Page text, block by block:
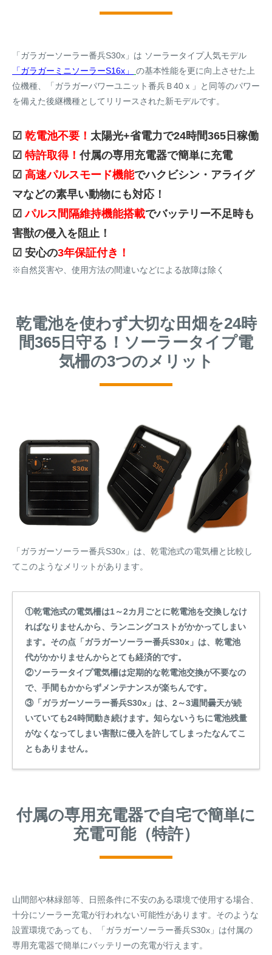
「ガラガーソーラー番兵S30x」は ソーラータイプ人気モデル
「ガラガーミニソーラーS16x」
の基本性能を更に向上させた上
位機種、「ガラガーパワーユニット番兵Ｂ40ｘ」と同等のパワー
を備えた後継機種としてリリースされた新モデルです。
☑ 乾電池不要！ 太陽光+省電力で24時間365日稼働
☑ 特許取得！付属の専用充電器で簡単に充電
☑ 高速パルスモード機能でハクビシン・アライグ
マなどの素早い動物にも対応！
☑パルス間隔維持機能搭載でバッテリー不足時も
害獣の侵入を阻止！
☑ 安心の3年保証付き！
※自然災害や、使用方法の間違いなどによる故障は除く
乾電池を使わず大切な田畑を24時
間365日守る！ソーラータイプ電
気柵の3つのメリット
「ガラガーソーラー番兵S30x」は、乾電池式の電気柵と比較し
てこのようなメリットがあります。
①乾電池式の電気柵は1～2カ月ごとに乾電池を交換しなけ
ればなりませんから、ランニングコストがかかってしまい
ます。その点「ガラガーソーラー番兵S30x」は、乾電池
代がかかりませんからとても経済的です。
②ソーラータイプ電気柵は定期的な乾電池交換が不要なの
で、手間もかからずメンテナンスが楽ちんです。
③「ガラガーソーラー番兵S30x」は、2～3週間曇天が続
いていても24時間動き続けます。知らないうちに電池残量
がなくなってしまい害獣に侵入を許してしまったなんてこ
ともありません。
付属の専用充電器で自宅で簡単に
充電可能（特許）
山間部や林緑部等、日照条件に不安のある環境で使用する場合、
十分にソーラー充電が行われない可能性があります。そのような
設置環境であっても、「ガラガーソーラー番兵S30x」は付属の
専用充電器で簡単にバッテリーの充電が行えます。